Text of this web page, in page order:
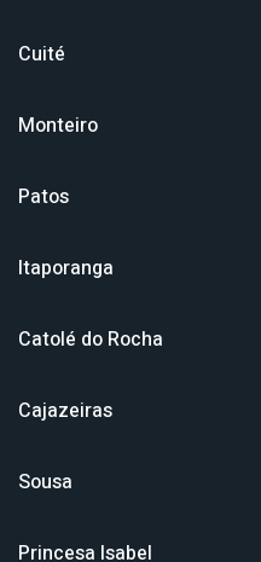
Cuité
Monteiro
Patos
Itaporanga
Catolé do Rocha
Cajazeiras
Sousa
Princesa Isabel